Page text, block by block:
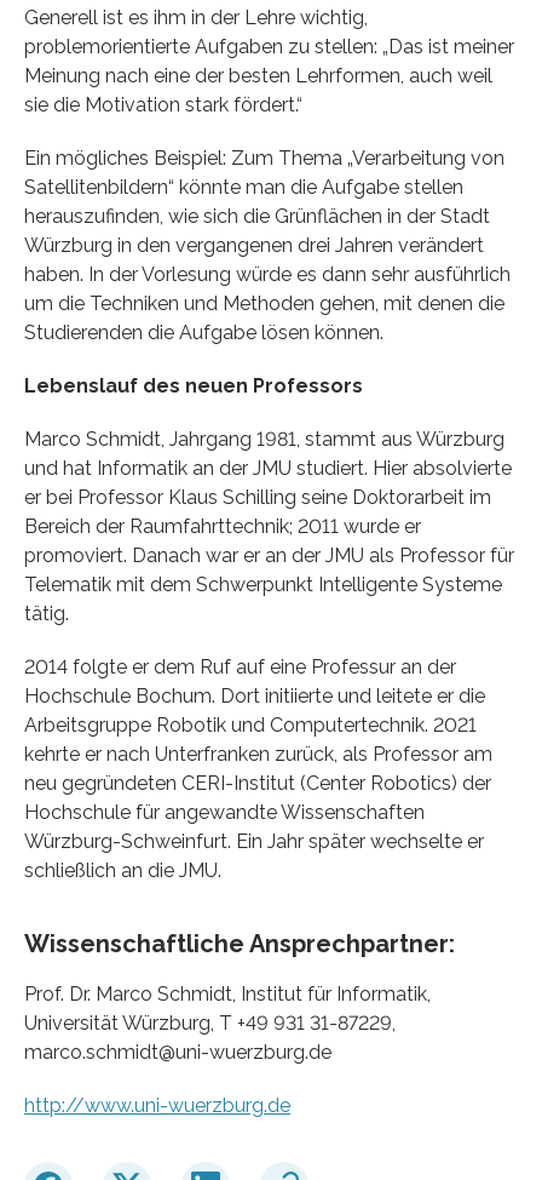
Generell ist es ihm in der Lehre wichtig,
problemorientierte Aufgaben zu stellen: „Das ist meiner
Meinung nach eine der besten Lehrformen, auch weil
sie die Motivation stark fördert.“
Ein mögliches Beispiel: Zum Thema „Verarbeitung von
Satellitenbildern“ könnte man die Aufgabe stellen
herauszufinden, wie sich die Grünflächen in der Stadt
Würzburg in den vergangenen drei Jahren verändert
haben. In der Vorlesung würde es dann sehr ausführlich
um die Techniken und Methoden gehen, mit denen die
Studierenden die Aufgabe lösen können.
Lebenslauf des neuen Professors
Marco Schmidt, Jahrgang 1981, stammt aus Würzburg
und hat Informatik an der JMU studiert. Hier absolvierte
er bei Professor Klaus Schilling seine Doktorarbeit im
Bereich der Raumfahrttechnik; 2011 wurde er
promoviert. Danach war er an der JMU als Professor für
Telematik mit dem Schwerpunkt Intelligente Systeme
tätig.
2014 folgte er dem Ruf auf eine Professur an der
Hochschule Bochum. Dort initiierte und leitete er die
Arbeitsgruppe Robotik und Computertechnik. 2021
kehrte er nach Unterfranken zurück, als Professor am
neu gegründeten CERI-Institut (Center Robotics) der
Hochschule für angewandte Wissenschaften
Würzburg-Schweinfurt. Ein Jahr später wechselte er
schließlich an die JMU.
Wissenschaftliche Ansprechpartner:
Prof. Dr. Marco Schmidt, Institut für Informatik,
Universität Würzburg, T +49 931 31-87229,
marco.schmidt@uni-wuerzburg.de
http://www.uni-wuerzburg.de